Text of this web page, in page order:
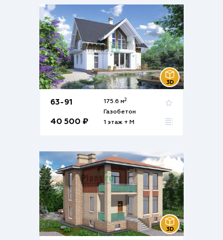
63-91
40 500 ₽
175.6 м2
Газобетон
1 этаж + М